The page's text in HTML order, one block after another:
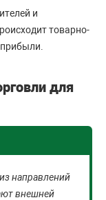
и
товарно-
для
направлений
внешней